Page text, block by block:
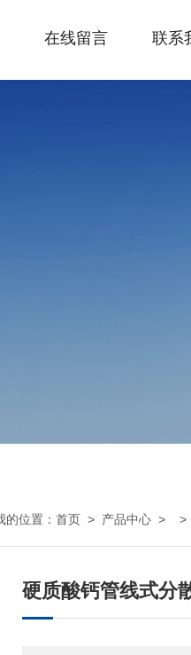
在线留言 联系
的位置： 首页 > 产品中心 > >
硬质酸钙管线式分